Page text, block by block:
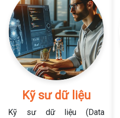
Kỹ sư dữ liệu
Kỹ sư dữ liệu (Data